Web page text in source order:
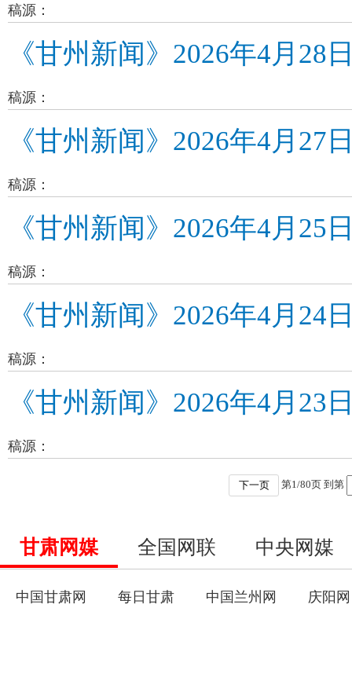
稿源：
《甘州新闻》2026年4月28
稿源：
《甘州新闻》2026年4月27
稿源：
《甘州新闻》2026年4月25
稿源：
《甘州新闻》2026年4月24
稿源：
《甘州新闻》2026年4月23
稿源：
下一页 第1/80页 到第
甘肃网媒 全国网联 中央网媒
中国甘肃网 每日甘肃 中国兰州网 庆阳网